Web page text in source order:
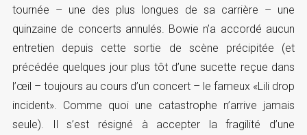
tournée – une des plus longues de sa carrière – une
quinzaine de concerts annulés. Bowie n’a accordé aucun
entretien depuis cette sortie de scène précipitée (et
précédée quelques jour plus tôt d’une sucette reçue dans
l’œil – toujours au cours d’un concert – le fameux «Lili drop
incident». Comme quoi une catastrophe n’arrive jamais
seule). Il s’est résigné à accepter la fragilité d’une